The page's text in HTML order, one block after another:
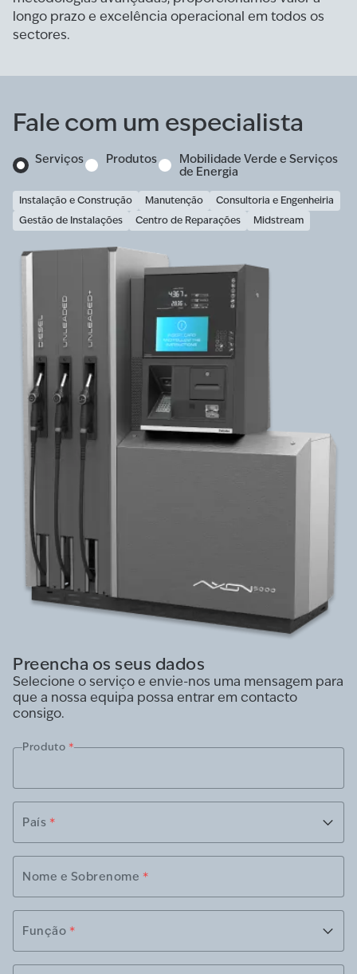
longo prazo e excelência operacional em todos os
sectores.
Fale com um especialista
Serviços Produtos
Mobilidade Verde e Serviços
de Energia
Instalação e Construção Manutenção
Consultoria e Engenheiria
Gestão de Instalações
Centro de Reparações Midstream
Preencha os seus dados
Selecione o serviço e envie-nos uma mensagem para
que a nossa equipa possa entrar em contacto
consigo.
Produto *
País *
Nome e Sobrenome *
Função *